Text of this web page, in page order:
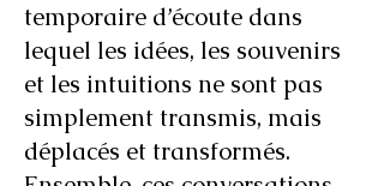
temporaire d’écoute dans
lequel les idées, les souvenirs
et les intuitions ne sont pas
simplement transmis, mais
déplacés et transformés.